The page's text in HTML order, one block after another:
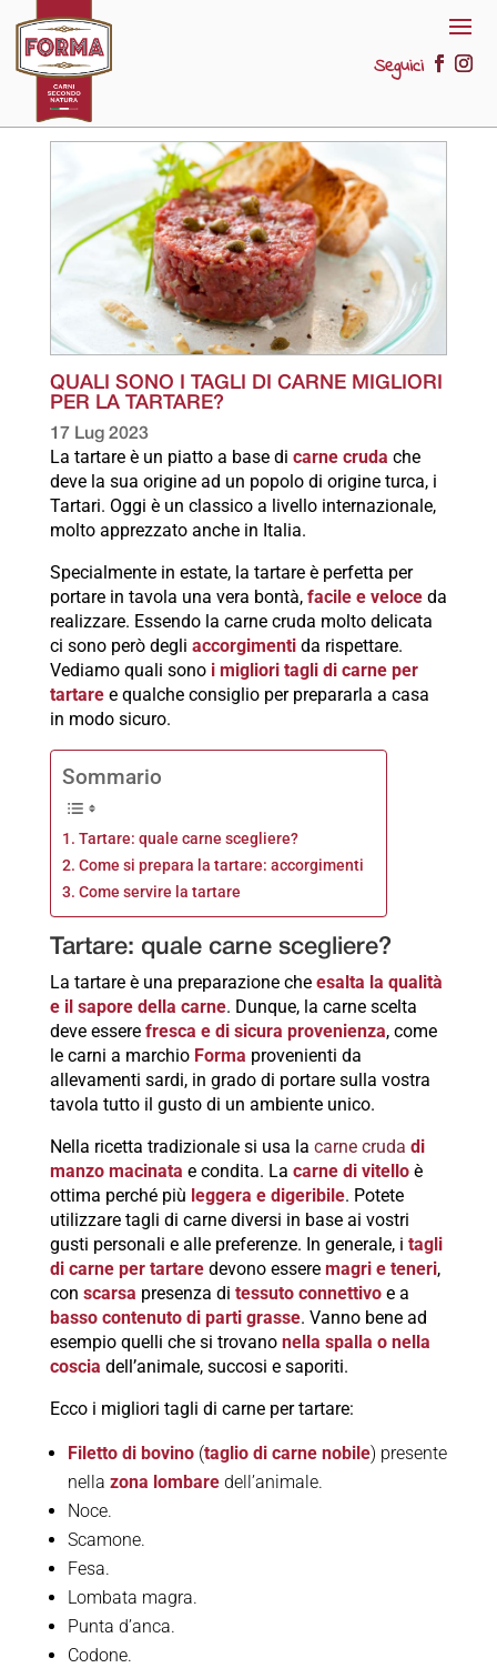
Seguici
QUALI SONO I TAGLI DI CARNE MIGLIORI
PER LA TARTARE?
17 Lug 2023
La tartare è un piatto a base di carne cruda che
deve la sua origine ad un popolo di origine turca, i
Tartari. Oggi è un classico a livello internazionale,
molto apprezzato anche in Italia.
Specialmente in estate, la tartare è perfetta per
portare in tavola una vera bontà,facile e veloceda
realizzare. Essendo la carne cruda molto delicata
ci sono però degli accorgimentida rispettare.
Vediamo quali sono i migliori tagli di carne per
tartaree qualche consiglio per prepararla a casa
in modo sicuro.
Sommario
Tartare: quale carne scegliere?
Come si prepara la tartare: accorgimenti
Come servire la tartare
Tartare: quale carne scegliere?
La tartare è una preparazione che esalta la qualità
e il sapore della carne. Dunque, la carne scelta
deve essere fresca e di sicura provenienza, come
le carni a marchio Forma provenienti da
allevamenti sardi, in grado di portare sulla vostra
tavola tutto il gusto di un ambiente unico.
Nella ricetta tradizionale si usa la carne cruda di
manzo macinata e condita. La carne di vitelloè
ottima perché più leggera e digeribile. Potete
utilizzare tagli di carne diversi in base ai vostri
gusti personali e alle preferenze. In generale, i tagli
di carne per tartaredevono essere magri e teneri,
con scarsa presenza di tessuto connettivoe a
basso contenuto di parti grasse. Vanno bene ad
esempio quelli che si trovano nella spalla o nella
coscia dell’animale, succosi e saporiti.
Ecco i migliori tagli di carne per tartare:
Filetto di bovino(taglio di carne nobile) presente
nella zona lombaredell’animale.
Noce.
Scamone.
Fesa.
Lombata magra.
Punta d’anca.
Codone.